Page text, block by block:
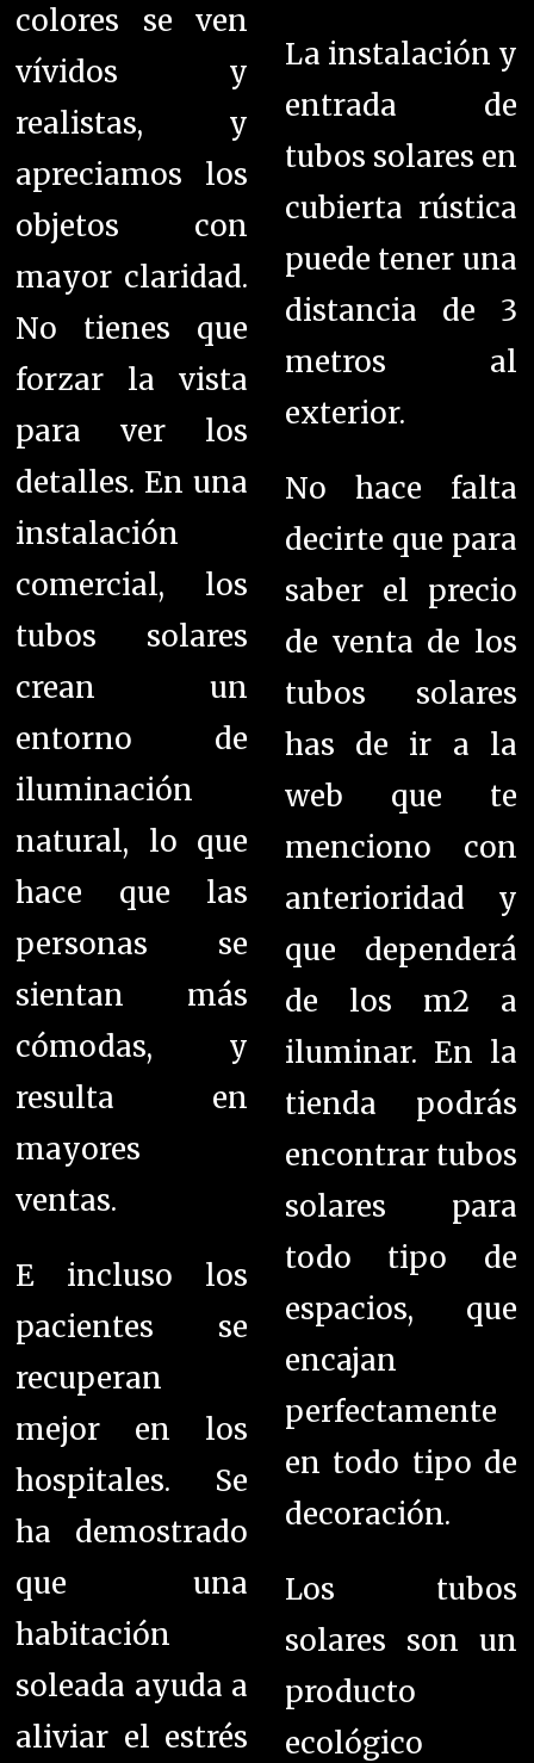
colores se ven
vívidos y
realistas, y
apreciamos los
objetos con
mayor claridad.
No tienes que
forzar la vista
para ver los
detalles. En una
instalación
comercial, los
tubos solares
crean un
entorno de
iluminación
natural, lo que
hace que las
personas se
sientan más
cómodas, y
resulta en
mayores
ventas.
E incluso los
pacientes se
recuperan
mejor en los
hospitales. Se
ha demostrado
que una
habitación
soleada ayuda a
aliviar el estrés
La instalación y
entrada de
tubos solares en
cubierta rústica
puede tener una
distancia de 3
metros al
exterior.
No hace falta
decirte que para
saber el precio
de venta de los
tubos solares
has de ir a la
web que te
menciono con
anterioridad y
que dependerá
de los m2 a
iluminar. En la
tienda podrás
encontrar tubos
solares para
todo tipo de
espacios, que
encajan
perfectamente
en todo tipo de
decoración.
Los tubos
solares son un
producto
ecológico